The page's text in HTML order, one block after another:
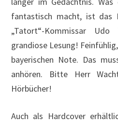
fantastisch macht, ist das
„Tatort“-Kommissar
grandiose Lesung!
bayerischen Note. Das
anhören. Bitte Herr
Hörbücher!
Auch als Hardcover